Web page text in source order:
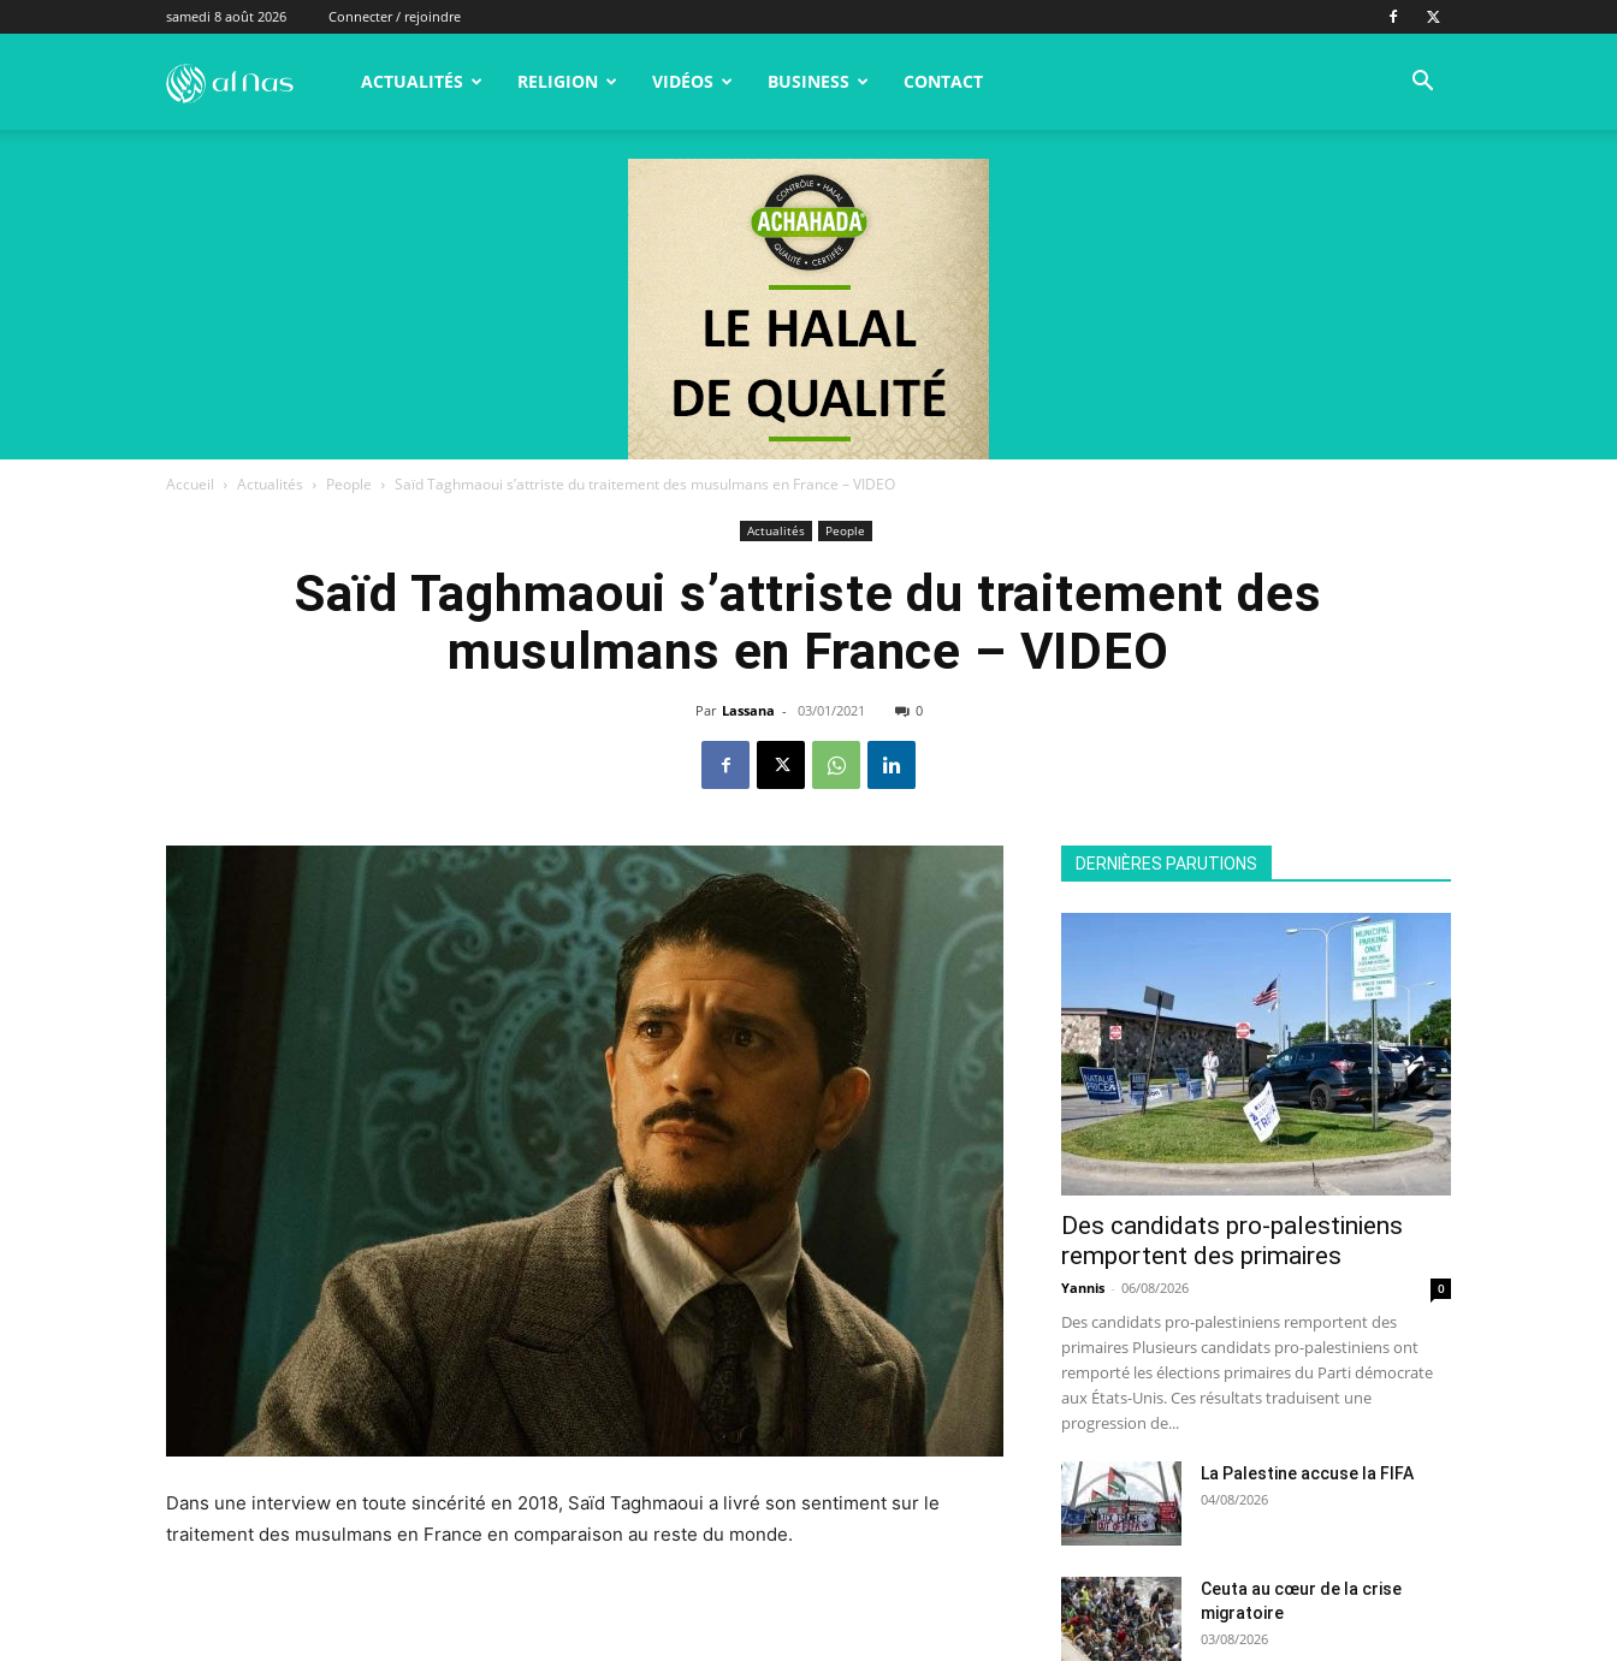
samedi 8 août 2026 Connecter / rejoindre
alNas.fr ACTUALITÉS RELIGION VIDÉOS BUSINESS CONTACT
Accueil Actualités People Saïd Taghmaoui s’attriste du traitement des musulmans en France – VIDEO
Actualités People
Saïd Taghmaoui s’attriste du traitement des
musulmans en France – VIDEO
Par Lassana - 03/01/2021 0
Dans une interview en toute sincérité en 2018, Saïd Taghmaoui a livré son sentiment sur le
traitement des musulmans en France en comparaison au reste du monde.
DERNIÈRES PARUTIONS
Des candidats pro-palestiniens
remportent des primaires
Yannis - 06/08/2026 0
Des candidats pro-palestiniens remportent des
primaires Plusieurs candidats pro-palestiniens ont
remporté les élections primaires du Parti démocrate
aux États-Unis. Ces résultats traduisent une
progression de...
La Palestine accuse la FIFA
04/08/2026
Ceuta au cœur de la crise
migratoire
03/08/2026